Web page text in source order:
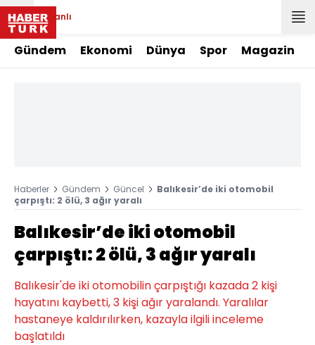
Canlı
Gündem Ekonomi Dünya Spor Magazin
Haberler Gündem Güncel
Balıkesir’de iki otomobil
çarpıştı: 2 ölü, 3 ağır yaralı
Balıkesir’de iki otomobil
çarpıştı: 2 ölü, 3 ağır yaralı
Balıkesir'de iki otomobilin çarpıştığı kazada 2 kişi
hayatını kaybetti, 3 kişi ağır yaralandı. Yaralılar
hastaneye kaldırılırken, kazayla ilgili inceleme
başlatıldı